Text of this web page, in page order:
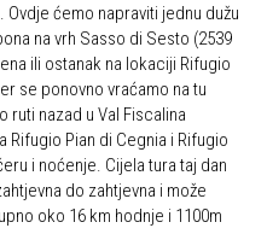
ćemo napraviti jednu dužu
na vrh Sasso di Sesto (2539
ili ostanak na lokaciji Rifugio
se ponovno vraćamo na tu
ruti nazad u Val Fiscalina
Pian di Cegnia i Rifugio
i noćenje. Cijela tura taj dan
do zahtjevna i može
oko 16 km hodnje i 1100m